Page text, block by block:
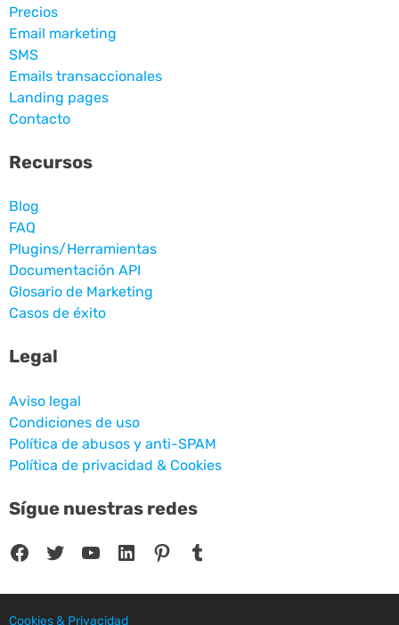
Precios
Email marketing
SMS
Emails transaccionales
Landing pages
Contacto
Recursos
Blog
FAQ
Plugins/Herramientas
Documentación API
Glosario de Marketing
Casos de éxito
Legal
Aviso legal
Condiciones de uso
Política de abusos y anti-SPAM
Política de privacidad & Cookies
Sígue nuestras redes
Facebook Twitter YouTube LinkedIn Pinterest Tumblr
Cookies & Privacidad